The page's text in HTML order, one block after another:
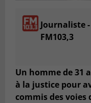
Journaliste -
FM103,3
Un homme de 31
à la justice pour
commis des voies